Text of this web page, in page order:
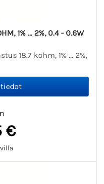
1% ... 2%, 0.4 - 0.6W
18.7 kohm, 1% ... 2%,
€